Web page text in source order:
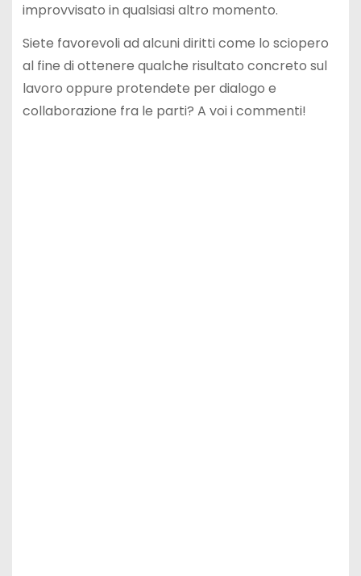
improvvisato in qualsiasi altro momento.
Siete favorevoli ad alcuni diritti come lo sciopero
al fine di ottenere qualche risultato concreto sul
lavoro oppure protendete per dialogo e
collaborazione fra le parti? A voi i commenti!